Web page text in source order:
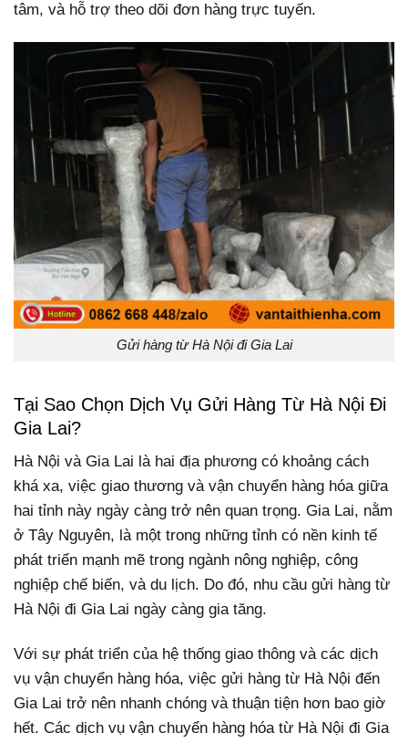
tâm, và hỗ trợ theo dõi đơn hàng trực tuyến.
Gửi hàng từ Hà Nội đi Gia Lai
Tại Sao Chọn Dịch Vụ Gửi Hàng Từ Hà Nội Đi
Gia Lai?
Hà Nội và Gia Lai là hai địa phương có khoảng cách
khá xa, việc giao thương và vận chuyển hàng hóa giữa
hai tỉnh này ngày càng trở nên quan trọng. Gia Lai, nằm
ở Tây Nguyên, là một trong những tỉnh có nền kinh tế
phát triển mạnh mẽ trong ngành nông nghiệp, công
nghiệp chế biến, và du lịch. Do đó, nhu cầu gửi hàng từ
Hà Nội đi Gia Lai ngày càng gia tăng.
Với sự phát triển của hệ thống giao thông và các dịch
vụ vận chuyển hàng hóa, việc gửi hàng từ Hà Nội đến
Gia Lai trở nên nhanh chóng và thuận tiện hơn bao giờ
hết. Các dịch vụ vận chuyển hàng hóa từ Hà Nội đi Gia